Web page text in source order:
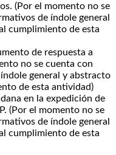
(Por el momento no se
de índole general
cumplimiento de esta
de respuesta a
no se cuenta con
general y abstracto
de esta antividad)
en la expedición de
(Por el momento no se
de índole general
cumplimiento de esta